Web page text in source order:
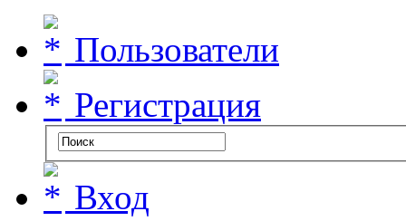
Пользователи
Регистрация
Вход